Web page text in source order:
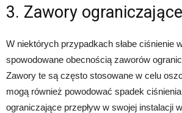
3. Zawory
W niektórych przypadkach słabe ciśnienie
spowodowane obecnością zaworów
Zawory te są często stosowane w celu
mogą również powodować spadek
ograniczające przepływ w swojej instalacji